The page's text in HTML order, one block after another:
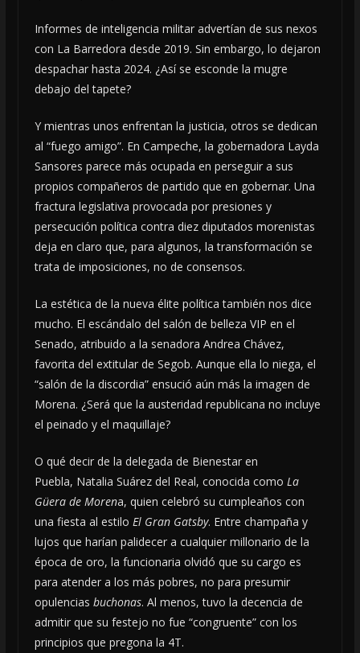
Informes de inteligencia militar advertían de sus nexos
con La Barredora desde 2019. Sin embargo, lo dejaron
despachar hasta 2024. ¿Así se esconde la mugre
debajo del tapete?
Y mientras unos enfrentan la justicia, otros se dedican
al “fuego amigo”. En Campeche, la gobernadora Layda
Sansores parece más ocupada en perseguir a sus
propios compañeros de partido que en gobernar. Una
fractura legislativa provocada por presiones y
persecución política contra diez diputados morenistas
deja en claro que, para algunos, la transformación se
trata de imposiciones, no de consensos.
La estética de la nueva élite política también nos dice
mucho. El escándalo del salón de belleza VIP en el
Senado, atribuido a la senadora Andrea Chávez,
favorita del extitular de Segob. Aunque ella lo niega, el
“salón de la discordia” ensució aún más la imagen de
Morena. ¿Será que la austeridad republicana no incluye
el peinado y el maquillaje?
O qué decir de la delegada de Bienestar en
Puebla, Natalia Suárez del Real, conocida como La
Güera de Morena, quien celebró su cumpleaños con
una fiesta al estilo El Gran Gatsby. Entre champaña y
lujos que harían palidecer a cualquier millonario de la
época de oro, la funcionaria olvidó que su cargo es
para atender a los más pobres, no para presumir
opulencias buchonas. Al menos, tuvo la decencia de
admitir que su festejo no fue “congruente” con los
principios que pregona la 4T.